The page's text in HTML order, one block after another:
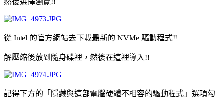
從 Intel 的官方網站去下載最新的 NVMe 驅動程式!!
解壓縮後放到隨身碟裡，然後在這裡導入!!
記得下方的「隱藏與這部電腦硬體不相容的驅動程式」選項勾